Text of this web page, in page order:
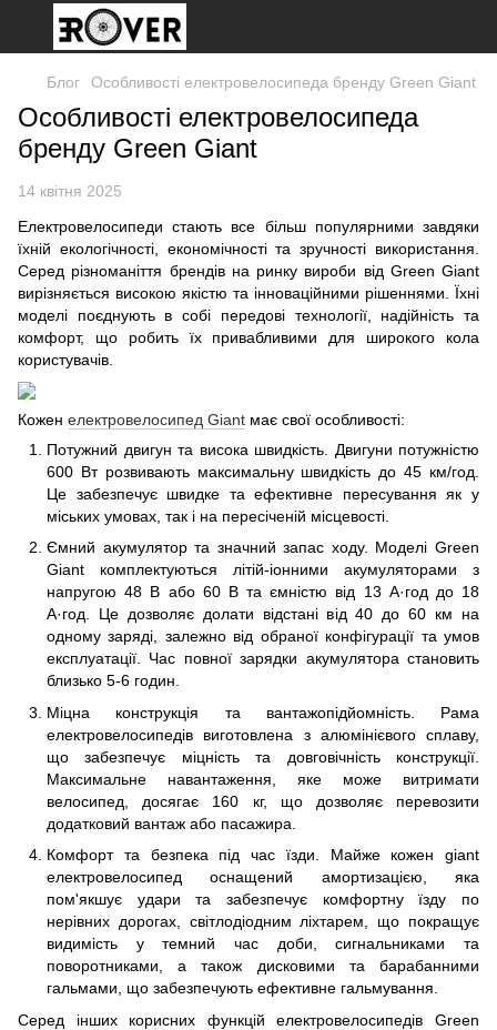
Блог Особливості електровелосипеда бренду Green Giant
Особливості електровелосипеда
бренду Green Giant
14 квітня 2025
Електровелосипеди стають все більш популярними завдяки
їхній екологічності, економічності та зручності використання.
Серед різноманіття брендів на ринку вироби від Green Giant
вирізняється високою якістю та інноваційними рішеннями. Їхні
моделі поєднують в собі передові технології, надійність та
комфорт, що робить їх привабливими для широкого кола
користувачів.​
Кожен електровелосипед Giant має свої особливості:
Потужний двигун та висока швидкість. Двигуни потужністю
600 Вт розвивають максимальну швидкість до 45 км/год.
Це забезпечує швидке та ефективне пересування як у
міських умовах, так і на пересіченій місцевості.
Ємний акумулятор та значний запас ходу. Моделі Green
Giant комплектуються літій-іонними акумуляторами з
напругою 48 В або 60 В та ємністю від 13 А·год до 18
А·год. Це дозволяє долати відстані від 40 до 60 км на
одному заряді, залежно від обраної конфігурації та умов
експлуатації. Час повної зарядки акумулятора становить
близько 5-6 годин.
Міцна конструкція та вантажопідйомність. Рама
електровелосипедів виготовлена з алюмінієвого сплаву,
що забезпечує міцність та довговічність конструкції.
Максимальне навантаження, яке може витримати
велосипед, досягає 160 кг, що дозволяє перевозити
додатковий вантаж або пасажира.
Комфорт та безпека під час їзди. Майже кожен giant
електровелосипед оснащений амортизацією, яка
пом'якшує удари та забезпечує комфортну їзду по
нерівних дорогах, світлодіодним ліхтарем, що покращує
видимість у темний час доби, сигнальниками та
поворотниками, а також дисковими та барабанними
гальмами, що забезпечують ефективне гальмування.​
Серед інших корисних функцій електровелосипедів Green